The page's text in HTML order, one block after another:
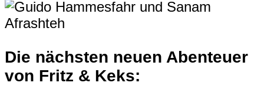
Die nächsten neuen Abenteuer
von Fritz & Keks: